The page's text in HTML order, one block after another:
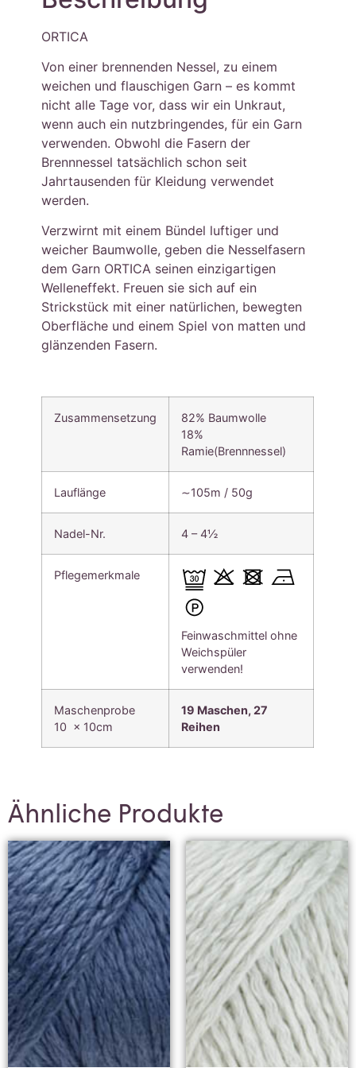
ORTICA
Von einer brennenden Nessel, zu einem
weichen und flauschigen Garn – es kommt
nicht alle Tage vor, dass wir ein Unkraut,
wenn auch ein nutzbringendes, für ein Garn
verwenden. Obwohl die Fasern der
Brennnessel tatsächlich schon seit
Jahrtausenden für Kleidung verwendet
werden.
Verzwirnt mit einem Bündel luftiger und
weicher Baumwolle, geben die Nesselfasern
dem Garn ORTICA seinen einzigartigen
Welleneffekt. Freuen sie sich auf ein
Strickstück mit einer natürlichen, bewegten
Oberfläche und einem Spiel von matten und
glänzenden Fasern.
Zusammensetzung
82% Baumwolle
18%
Ramie(Brennnessel)
Lauflänge ∼105m / 50g
Nadel-Nr. 4 – 4½
Pflegemerkmale
Feinwaschmittel ohne
Weichspüler
verwenden!
Maschenprobe
10 x 10cm
19 Maschen, 27
Reihen
Ähnliche Produkte